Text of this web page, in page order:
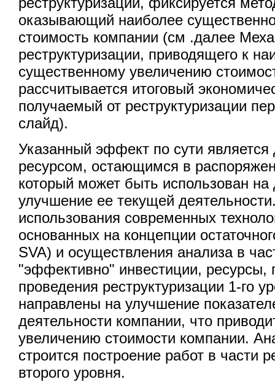
оказывающий наиболее
стоимость компании (см .далее
реструктуризации, приводящего к
существенному увеличению
рассчитывается итоговый
получаемый от реструктуризации
слайд).
Указанный эффект по сути
ресурсом, остающимся в
который может быть использован
улучшение ее текущей
использования современных
основанных на концепции
SVA) и осуществления анализа в
"эффективно" инвестиции, ресурсы,
проведения реструктуризации 1-го
направлены на улучшение
деятельности компании, что
увеличению стоимости компании.
строится построение работ в части
второго уровня.